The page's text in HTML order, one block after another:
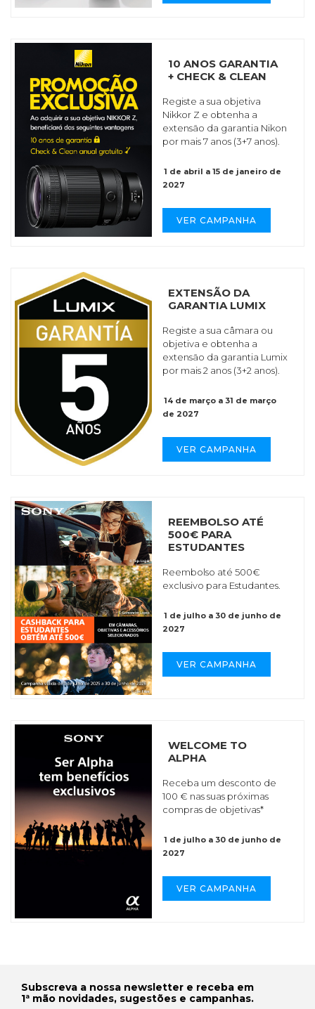
10 ANOS GARANTIA
+ CHECK & CLEAN
Registe a sua objetiva
Nikkor Z e obtenha a
extensão da garantia Nikon
por mais 7 anos (3+7 anos).
1 de abril a 15 de janeiro de
2027
VER CAMPANHA
EXTENSÃO DA
GARANTIA LUMIX
Registe a sua câmara ou
objetiva e obtenha a
extensão da garantia Lumix
por mais 2 anos (3+2 anos).
14 de março a 31 de março
de 2027
VER CAMPANHA
REEMBOLSO ATÉ
500€ PARA
ESTUDANTES
Reembolso até 500€
exclusivo para Estudantes.
1 de julho a 30 de junho de
2027
VER CAMPANHA
WELCOME TO
ALPHA
Receba um desconto de
100 € nas suas próximas
compras de objetivas*
1 de julho a 30 de junho de
2027
VER CAMPANHA
Subscreva a nossa newsletter e receba em
1ª mão novidades, sugestões e campanhas.